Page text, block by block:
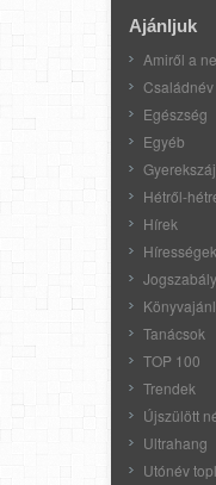
Ajánljuk
Amiről a
Egészség
Egyéb
Gyerekszáj
Hétről-
Hírek
Hírességek
Tanácsok
TOP 100
Trendek
Újszülött
Ultrahang
Utónév